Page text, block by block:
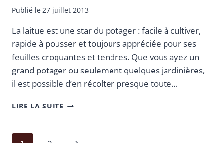
Publié le27 juillet 2013
La laitue est une star du potager : facile à cultiver,
rapide à pousser et toujours appréciée pour ses
feuilles croquantes et tendres. Que vous ayez un
grand potager ou seulement quelques jardinières,
il est possible d’en récolter presque toute…
LIRE LA SUITE